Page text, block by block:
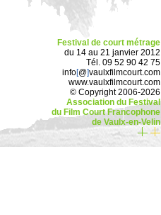
Festival de court métrage
du 14 au 21 janvier 2012
Tél. 09 52 90 42 75
info[@]vaulxfilmcourt.com
www.vaulxfilmcourt.com
© Copyright 2006-2026
Association du Festival
du Film Court Francophone
de Vaulx-en-Velin